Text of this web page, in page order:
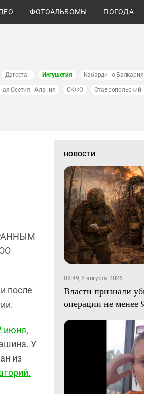
ФОТОАЛЬБОМЫ ПОГОДА
Дагестан Ингушетия Кабардино-Балкария
Осетия - Алания СКФО Ставропольский
после
июня,
У
из
НОВОСТИ
08:49, 5 августа 2026
Власти признали
операции не менее